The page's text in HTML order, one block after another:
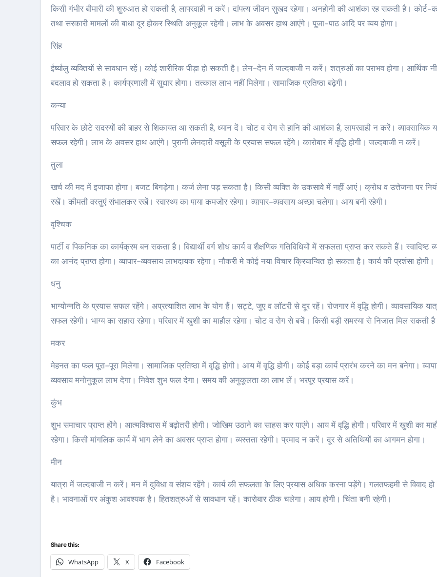
किसी गंभीर बीमारी की शुरुआत हो सकती है, लापरवाही न करें। दांपत्य जीवन सुखद रहेगा। अनहोनी की आशंका रह सकती है। कोर्ट-
तथा सरकारी मामलों की बाधा दूर होकर स्थिति अनुकूल रहेगी। लाभ के अवसर हाथ आएंगे। पूजा-पाठ आदि पर व्यय होगा।
सिंह
ईर्ष्यालु व्यक्तियों से सावधान रहें। कोई शारीरिक पीड़ा हो सकती है। लेन-देन में जल्दबाजी न करें। शत्रुओं का पराभव होगा। आर्थिक
बदलाव हो सकता है। कार्यप्रणाली में सुधार होगा। तत्काल लाभ नहीं मिलेगा। सामाजिक प्रतिष्ठा बढ़ेगी।
कन्या
परिवार के छोटे सदस्यों की बाहर से शिकायत आ सकती है, ध्यान दें। चोट व रोग से हानि की आशंका है, लापरवाही न करें। व्यावसायिक
सफल रहेगी। लाभ के अवसर हाथ आएंगे। पुरानी लेनदारी वसूली के प्रयास सफल रहेंगे। कारोबार में वृद्धि होगी। जल्दबाजी न करें।
तुला
खर्च की मद में इजाफा होगा। बजट बिगड़ेगा। कर्ज लेना पड़ सकता है। किसी व्यक्ति के उकसावे में नहीं आएं। क्रोध व उत्तेजना पर
रखें। कीमती वस्तुएं संभालकर रखें। स्वास्थ्य का पाया कमजोर रहेगा। व्यापार-व्यवसाय अच्छा चलेगा। आय बनी रहेगी।
वृश्चिक
पार्टी व पिकनिक का कार्यक्रम बन सकता है। विद्यार्थी वर्ग शोध कार्य व शैक्षणिक गतिविधियों में सफलता प्राप्त कर सकते हैं। स्वादिष्ट
का आनंद प्राप्त होगा। व्यापार-व्यवसाय लाभदायक रहेगा। नौकरी मे कोई नया विचार क्रियान्वित हो सकता है। कार्य की प्रशंसा होगी।
धनु
भाग्योन्नति के प्रयास सफल रहेंगे। अप्रत्याशित लाभ के योग हैं। सट्टे, जुए व लॉटरी से दूर रहें। रोजगार में वृद्धि होगी। व्यावसायिक
सफल रहेगी। भाग्य का सहारा रहेगा। परिवार में खुशी का माहौल रहेगा। चोट व रोग से बचें। किसी बड़ी समस्या से निजात मिल सकती
मकर
मेहनत का फल पूरा-पूरा मिलेगा। सामाजिक प्रतिष्ठा में वृद्धि होगी। आय में वृद्धि होगी। कोई बड़ा कार्य प्रारंभ करने का मन बनेगा।
व्यवसाय मनोनुकूल लाभ देगा। निवेश शुभ फल देगा। समय की अनुकूलता का लाभ लें। भरपूर प्रयास करें।
कुंभ
शुभ समाचार प्राप्त होंगे। आत्मविश्वास में बढ़ोतरी होगी। जोखिम उठाने का साहस कर पाएंगे। आय में वृद्धि होगी। परिवार में खुशी का
रहेगा। किसी मांगलिक कार्य में भाग लेने का अवसर प्राप्त होगा। व्यस्तता रहेगी। प्रमाद न करें। दूर से अतिथियों का आगमन होगा।
मीन
यात्रा में जल्दबाजी न करें। मन में दुविधा व संशय रहेंगे। कार्य की सफलता के लिए प्रयास अधिक करना पड़ेंगे। गलतफहमी से विवाद
है। भावनाओं पर अंकुश आवश्यक है। हितशत्रुओं से सावधान रहें। कारोबार ठीक चलेगा। आय होगी। चिंता बनी रहेगी।
Share this:
WhatsApp X Facebook